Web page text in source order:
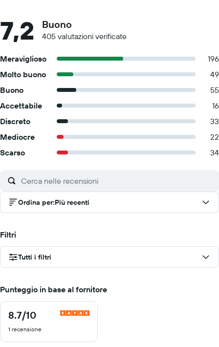
7,2 Buono
405 valutazioni verificate
Meraviglioso
196
Molto buono
49
Buono
55
Accettabile
16
Discreto
33
Mediocre
22
Scarso
34
Ordina per:Più recenti
Filtri
Tutti i filtri
Punteggio in base al fornitore
8.7/10
8.7
10
1 recensione